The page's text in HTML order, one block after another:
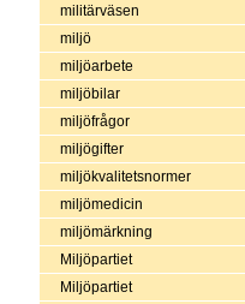
militärväsen
miljö
miljöarbete
miljöbilar
miljöfrågor
miljögifter
miljökvalitetsnormer
miljömedicin
miljömärkning
Miljöpartiet
Miljöpartiet